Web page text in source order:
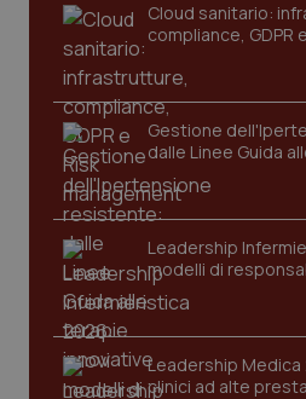
Cloud sanitario:
compliance, GDPR
Gestione
dalle Linee Guida
Leadership
modelli di
Leadership
clinici ad alte
CookieScriptConsent
tracking-sites-ironfish-
tracking-enable